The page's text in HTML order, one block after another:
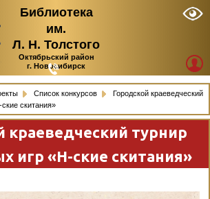
Библиотека
им.
Л. Н. Толстого
Октябрьский район
г. Новосибирск
Список конкурсов
Городской краеведческий
скитания»
краеведческий турнир
игр «Н-ские скитания»